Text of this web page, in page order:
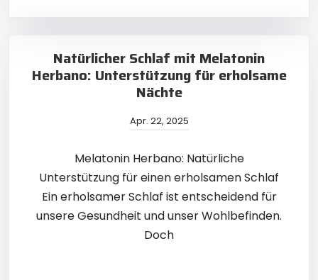
Natürlicher Schlaf mit Melatonin
Herbano: Unterstützung für erholsame
Nächte
Apr. 22, 2025
Melatonin Herbano: Natürliche
Unterstützung für einen erholsamen Schlaf
Ein erholsamer Schlaf ist entscheidend für
unsere Gesundheit und unser Wohlbefinden.
Doch